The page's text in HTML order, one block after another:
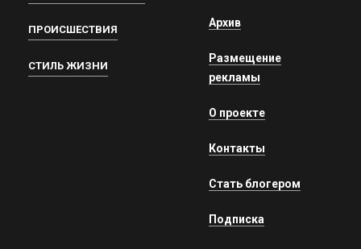
ПРОИСШЕСТВИЯ
СТИЛЬ ЖИЗНИ
Архив
Размещение
рекламы
О проекте
Контакты
Стать блогером
Подписка